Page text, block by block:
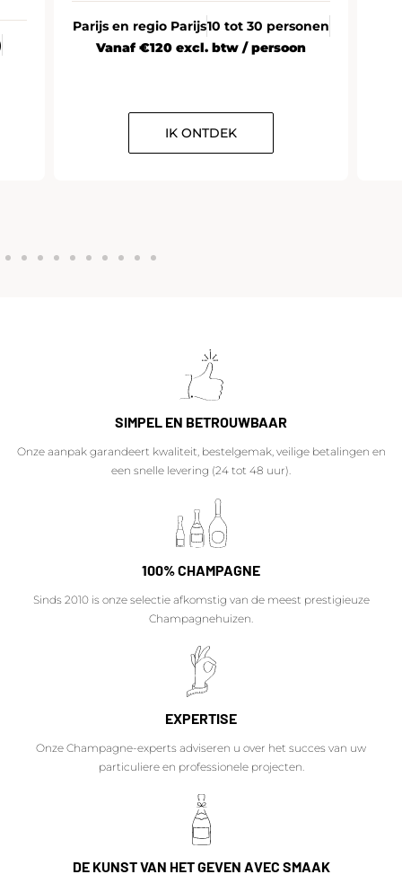
IK ONTDEK
SIMPEL EN BETROUWBAAR
Onze aanpak garandeert kwaliteit, bestelgemak, veilige betalingen en
een snelle levering (24 tot 48 uur).
100% CHAMPAGNE
Sinds 2010 is onze selectie afkomstig van de meest prestigieuze
Champagnehuizen.
EXPERTISE
Onze Champagne-experts adviseren u over het succes van uw
particuliere en professionele projecten.
DE KUNST VAN HET GEVEN AVEC SMAAK